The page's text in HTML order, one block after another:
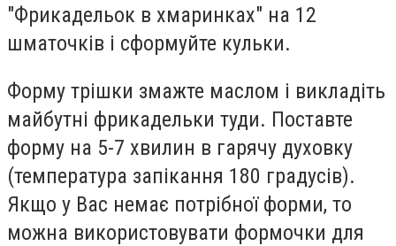
"Фрикадельок в хмаринках" на 12
шматочків і сформуйте кульки.
Форму трішки змажте маслом і викладіть
майбутні фрикадельки туди. Поставте
форму на 5-7 хвилин в гарячу духовку
(температура запікання 180 градусів).
Якщо у Вас немає потрібної форми, то
можна використовувати формочки для